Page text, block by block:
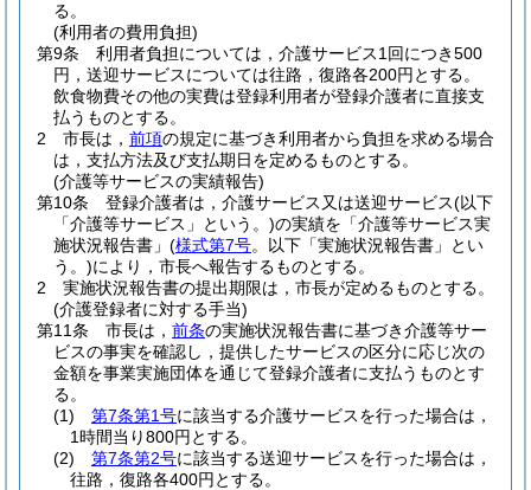
る。
(利用者の費用負担)
第9条
利用者負担については，介護サービス1回につき500
円，送迎サービスについては往路，復路各200円とする。
飲食物費その他の実費は登録利用者が登録介護者に直接支
払うものとする。
2
市長は， 前項の規定に基づき利用者から負担を求める場合
は，支払方法及び支払期日を定めるものとする。
(介護等サービスの実績報告)
第10条
登録介護者は，介護サービス又は送迎サービス(以下
「介護等サービス」という。)の実績を「介護等サービス実
施状況報告書」 (様式第7号。以下「実施状況報告書」とい
う。)により，市長へ報告するものとする。
2
実施状況報告書の提出期限は，市長が定めるものとする。
(介護登録者に対する手当)
第11条
市長は， 前条の実施状況報告書に基づき介護等サー
ビスの事実を確認し，提供したサービスの区分に応じ次の
金額を事業実施団体を通じて登録介護者に支払うものとす
る。
(1)
第7条第1号に該当する介護サービスを行った場合は，
1時間当り800円とする。
(2)
第7条第2号に該当する送迎サービスを行った場合は，
往路，復路各400円とする。